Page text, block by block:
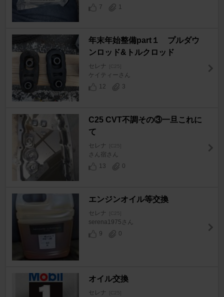
7 1
年末年始整備part１ プルダウ
ンロッド&トルクロッド
セレナ [C25]
ケイティーさん
12
3
C25 CVT不調その③一旦これに
て
セレナ [C25]
さん宿さん
13
0
エンジンオイル等交換
セレナ [C25]
serena1975さん
9
0
オイル交換
セレナ [C25]